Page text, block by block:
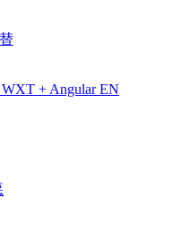
+ Angular EN